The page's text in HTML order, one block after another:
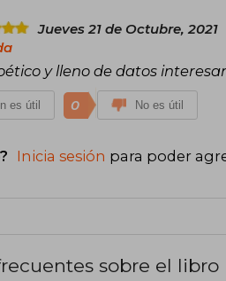
Jueves 21 de Octubre, 2021
y lleno de datos
es útil 0 No es útil
Inicia sesión para poder
sobre el libro